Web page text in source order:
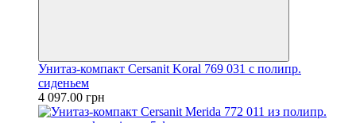
Унитаз-компакт Cersanit Koral 769 031 с полипр.
сиденьем
4 097.00 грн